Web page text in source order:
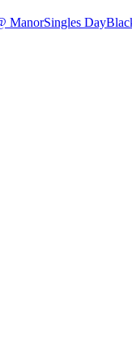
ManorSingles Day